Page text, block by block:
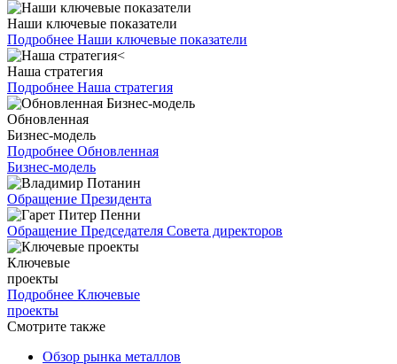
Наши ключевые показатели
Подробнее Наши ключевые показатели
Наша стратегия
Подробнее Наша стратегия
Обновленная
Бизнес-модель
Подробнее Обновленная
Бизнес-модель
Обращение Президента
Обращение Председателя Совета директоров
Ключевые
проекты
Подробнее Ключевые
проекты
Смотрите также
Обзор рынка металлов